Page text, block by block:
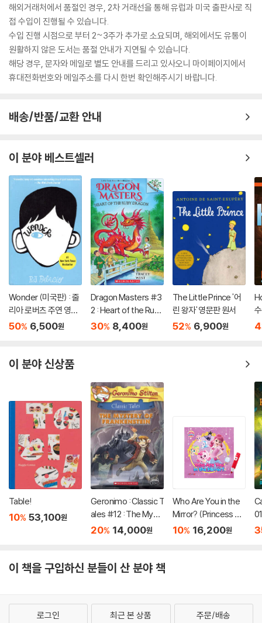
해외거래처에서 품절인 경우, 2차 거래선을 통해 유럽과 미국 출판사로 직
접 수입이 진행될 수 있습니다.
수입 진행 시점으로 부터 2~3주가 추가로 소요되며, 해외에서도 유통이
원활하지 않은 도서는 품절 안내가 지연될 수 있습니다.
해당 경우, 문자와 메일로 별도 안내를 드리고 있사오니 마이페이지에서
휴대전화번호와 메일주소를 다시 한번 확인해주시기 바랍니다.
배송/반품/교환 안내
이 분야 베스트셀러
Wonder (미국판) : 줄
리아 로버츠 주연 영화
'원더' 원작 소설
50% 6,500원
Dragon Masters #3
2 : Heart of the Ruby
Dragon (A Branches
30% 8,400원
The Little Prince '어
린 왕자' 영문판 원서
52% 6,900원
이 분야 신상품
Table!
10% 53,100원
Geronimo : Classic T
ales #12 : The Myst
ery of Frankenstein
20% 14,000원
Who Are You in the
Mirror? (Princess Ca
tch! Teenieping) (세
10% 16,200원
이 책을 구입하신 분들이 산 분야 책
로그인 최근 본 상품 주문/배송